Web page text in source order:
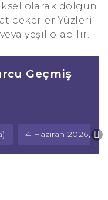
olarak dolgun
çekerler Yüzleri
yeşil olabilir.
Geçmiş
4 Haziran 2026,